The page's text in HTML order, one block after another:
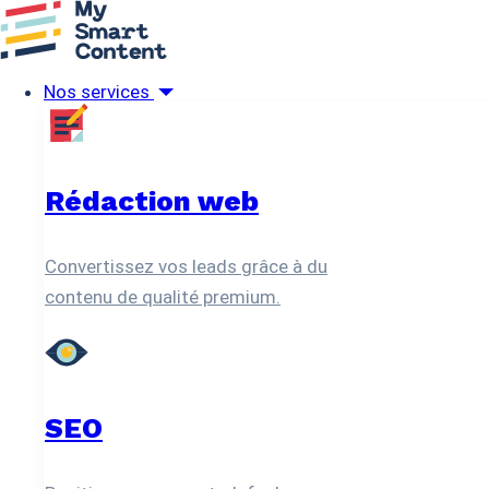
Menu
Nos services
SEO
Création graphique
Qui sommes-nous ?
Blog
Livres blancs
Contact
Nos services
Rédaction web
Convertissez vos leads grâce à du
contenu de qualité premium.
SEO